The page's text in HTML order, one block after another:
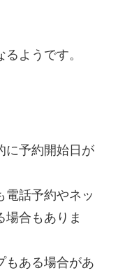
ようです。
に予約開始日が
電話予約やネッ
場合もありま
もある場合があ